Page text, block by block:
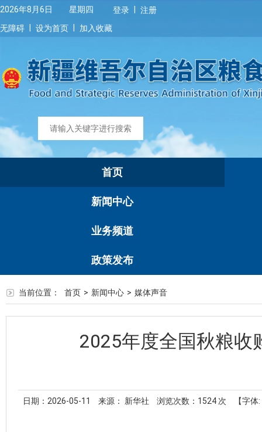
2026年8月6日 星期四 登录
注册
无障碍
设为首页 加入收藏
首页
新闻中心
业务频道
政策发布
当前位置： 首页 > 新闻中心 > 媒体声音
2025年度全国秋粮收
日期：2026-05-11 来源： 新华社 浏览次数： 1524 次 【字体: